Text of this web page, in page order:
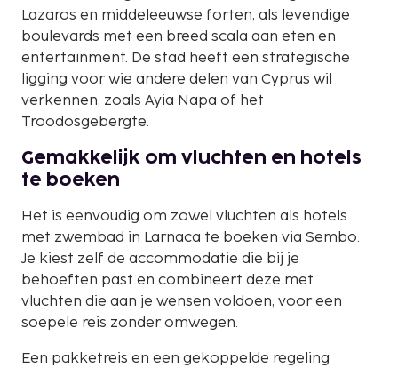
Lazaros en middeleeuwse forten, als levendige
boulevards met een breed scala aan eten en
entertainment. De stad heeft een strategische
ligging voor wie andere delen van Cyprus wil
verkennen, zoals Ayia Napa of het
Troodosgebergte.
Gemakkelijk om vluchten en hotels
te boeken
Het is eenvoudig om zowel vluchten als hotels
met zwembad in Larnaca te boeken via Sembo.
Je kiest zelf de accommodatie die bij je
behoeften past en combineert deze met
vluchten die aan je wensen voldoen, voor een
soepele reis zonder omwegen.
Een pakketreis en een gekoppelde regeling